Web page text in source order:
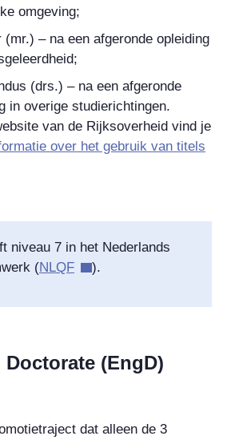
omgeving;
(mr.) – na een afgeronde opleiding
(drs.) – na een afgeronde
in overige studierichtingen.
van de Rijksoverheid vind je
over het gebruik van titels
niveau 7 in het Nederlands
(NLQF ).
(EngD)
dat alleen de 3